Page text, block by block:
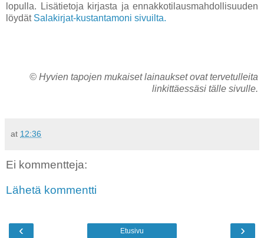
lopulla. Lisätietoja kirjasta ja ennakkotilausmahdollisuuden
löydät Salakirjat-kustantamoni sivuilta.
© Hyvien tapojen mukaiset lainaukset ovattervetulleita
linkittäessäsi tälle sivulle.
at 12:36
Ei kommentteja:
Lähetä kommentti
‹ ›
Etusivu